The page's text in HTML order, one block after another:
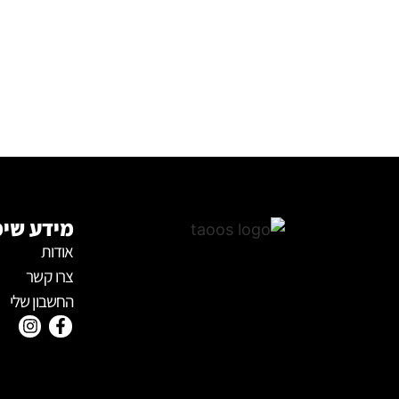
מידע
אודות
צרו קשר
החשבון שלי